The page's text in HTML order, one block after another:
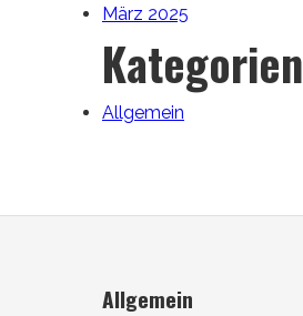
März 2025
Kategorien
Allgemein
Allgemein